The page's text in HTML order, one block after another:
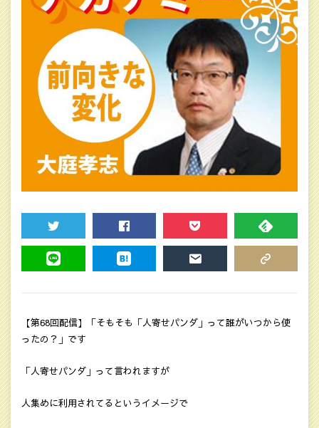
TWEET SHARE POCKET FEEDLY
【第68回配信】「そもそも「人寄せパンダ」って誰がいつから使
ったの？」です
「人寄せパンダ」って言われますが
人集めに利用されてるというイメージで